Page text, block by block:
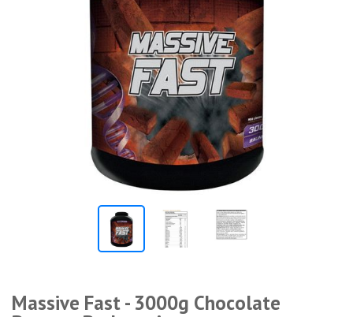
Massive Fast - 3000g Chocolate